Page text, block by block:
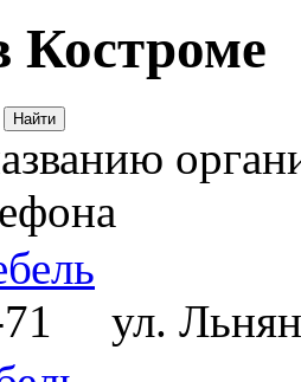
Костроме
ул.